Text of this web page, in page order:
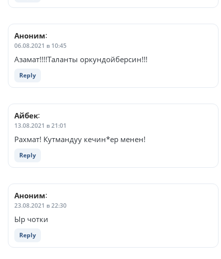
Аноним:
06.08.2021 в 10:45
Азамат!!!!Таланты оркундойберсин!!!
Reply
Айбек:
13.08.2021 в 21:01
Рахмат! Кутмандуу кечин*ер менен!
Reply
Аноним:
23.08.2021 в 22:30
Ыр чотки
Reply